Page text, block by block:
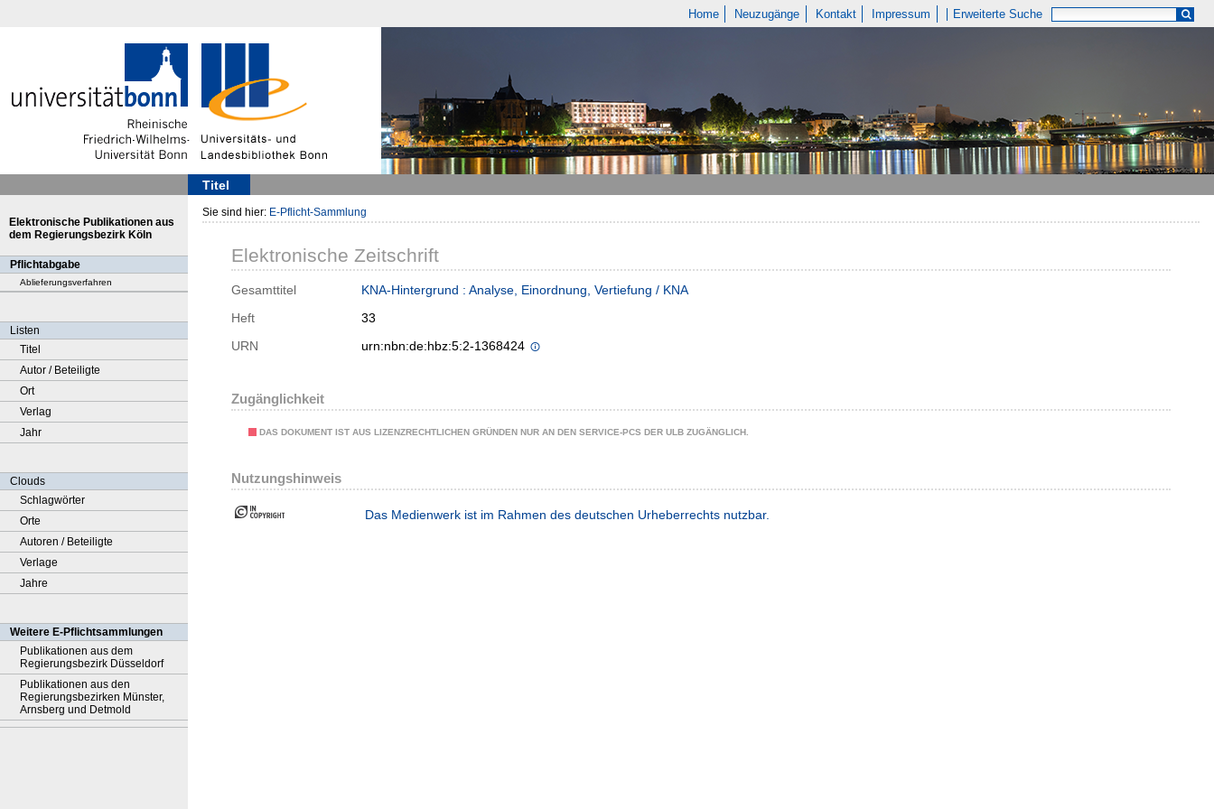
Home Neuzugänge Kontakt Impressum Erweiterte Suche
Titel
Elektronische Publikationen aus
dem Regierungsbezirk Köln
Pflichtabgabe
Ablieferungsverfahren
Listen
Titel
Autor / Beteiligte
Ort
Verlag
Jahr
Clouds
Schlagwörter
Orte
Autoren / Beteiligte
Verlage
Jahre
Weitere E-Pflichtsammlungen
Publikationen aus dem
Regierungsbezirk Düsseldorf
Publikationen aus den
Regierungsbezirken Münster,
Arnsberg und Detmold
Sie sind hier: E-Pflicht-Sammlung
Elektronische Zeitschrift
Gesamttitel
KNA-Hintergrund : Analyse, Einordnung, Vertiefung / KNA
Heft
33
URN
urn:nbn:de:hbz:5:2-1368424
Zugänglichkeit
DAS DOKUMENT IST AUS LIZENZRECHTLICHEN GRÜNDEN NUR AN DEN SERVICE-PCS DER ULB ZUGÄNGLICH.
Nutzungshinweis
Das Medienwerk ist im Rahmen des deutschen Urheberrechts nutzbar.